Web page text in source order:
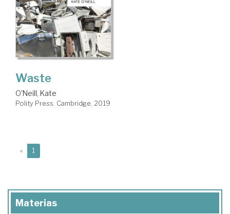
Waste
O'Neill, Kate
Polity Press. Cambridge, 2019
« 1
Materias